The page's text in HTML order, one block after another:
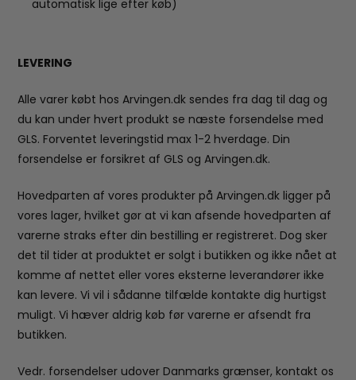
automatisk lige efter køb)
LEVERING
Alle varer købt hos Arvingen.dk sendes fra dag til dag og
du kan under hvert produkt se næste forsendelse med
GLS. Forventet leveringstid max 1-2 hverdage. Din
forsendelse er forsikret af GLS og Arvingen.dk.
Hovedparten af vores produkter på Arvingen.dk ligger på
vores lager, hvilket gør at vi kan afsende hovedparten af
varerne straks efter din bestilling er registreret. Dog sker
det til tider at produktet er solgt i butikken og ikke nået at
komme af nettet eller vores eksterne leverandører ikke
kan levere. Vi vil i sådanne tilfælde kontakte dig hurtigst
muligt. Vi hæver aldrig køb før varerne er afsendt fra
butikken.
Vedr. forsendelser udover Danmarks grænser, kontakt os